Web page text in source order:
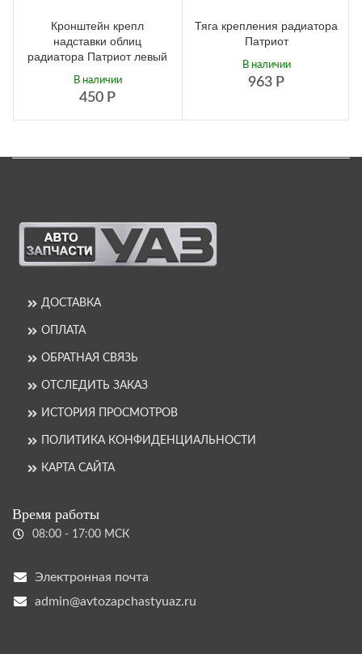
Кронштейн крепл
надставки облиц
радиатора Патриот левый
450 Р
В наличии
Тяга крепления радиатора
Патриот
963 Р
В наличии
ДОСТАВКА
ОПЛАТА
ОБРАТНАЯ СВЯЗЬ
ОТСЛЕДИТЬ ЗАКАЗ
ИСТОРИЯ ПРОСМОТРОВ
ПОЛИТИКА КОНФИДЕНЦИАЛЬНОСТИ
КАРТА САЙТА
Время работы
08:00 - 17:00 МСК
Электронная почта
admin@avtozapchastyuaz.ru